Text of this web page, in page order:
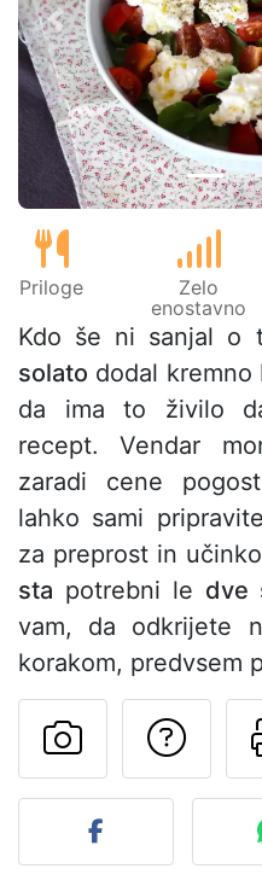
Prejšnji
Priloge
Zelo
enostavno
Kdo še ni sanjal o
solato dodal kremno
da ima to živilo
recept. Vendar
zaradi cene
lahko sami
za preprost in
sta potrebni le dve
vam, da odkrijete
korakom, predvsem
Objavite